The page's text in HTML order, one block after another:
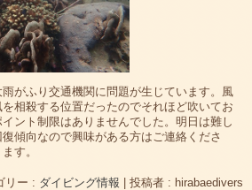
がふり交通機関に問題が生じています。風
相殺する位置だったのでそれほど吹いてお
ント制限はありませんでした。明日は難し
傾向なので興味がある方はご連絡くださ
す。
リー : ダイビング情報 | 投稿者 : hirabaedivers